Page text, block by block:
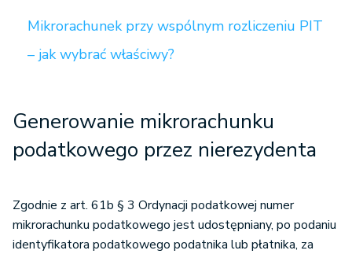
Mikrorachunek przy wspólnym rozliczeniu PIT
– jak wybrać właściwy?
Generowanie mikrorachunku
podatkowego przez nierezydenta
Zgodnie z art. 61b § 3 Ordynacji podatkowej numer
mikrorachunku podatkowego jest udostępniany, po podaniu
identyfikatora podatkowego podatnika lub płatnika, za